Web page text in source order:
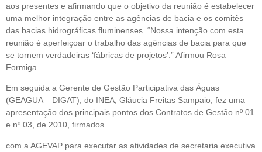
aos presentes e afirmando que o objetivo da reunião é estabelecer
uma melhor integração entre as agências de bacia e os comitês
das bacias hidrográficas fluminenses. “Nossa intenção com esta
reunião é aperfeiçoar o trabalho das agências de bacia para que
se tornem verdadeiras ‘fábricas de projetos’.” Afirmou Rosa
Formiga.
Em seguida a Gerente de Gestão Participativa das Águas
(GEAGUA – DIGAT), do INEA, Gláucia Freitas Sampaio, fez uma
apresentação dos principais pontos dos Contratos de Gestão nº 01
e nº 03, de 2010, firmados
com a AGEVAP para executar as atividades de secretaria executiva